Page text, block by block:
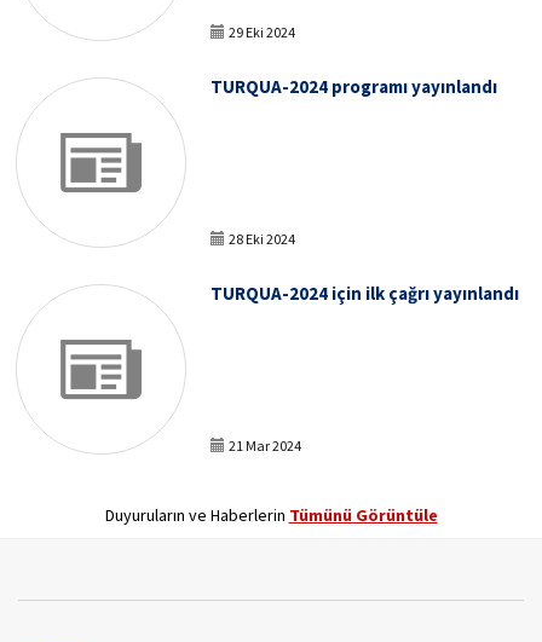
29 Eki 2024
TURQUA-2024 programı yayınlandı
28 Eki 2024
TURQUA-2024 için ilk çağrı yayınlandı
21 Mar 2024
Duyuruların ve Haberlerin Tümünü Görüntüle